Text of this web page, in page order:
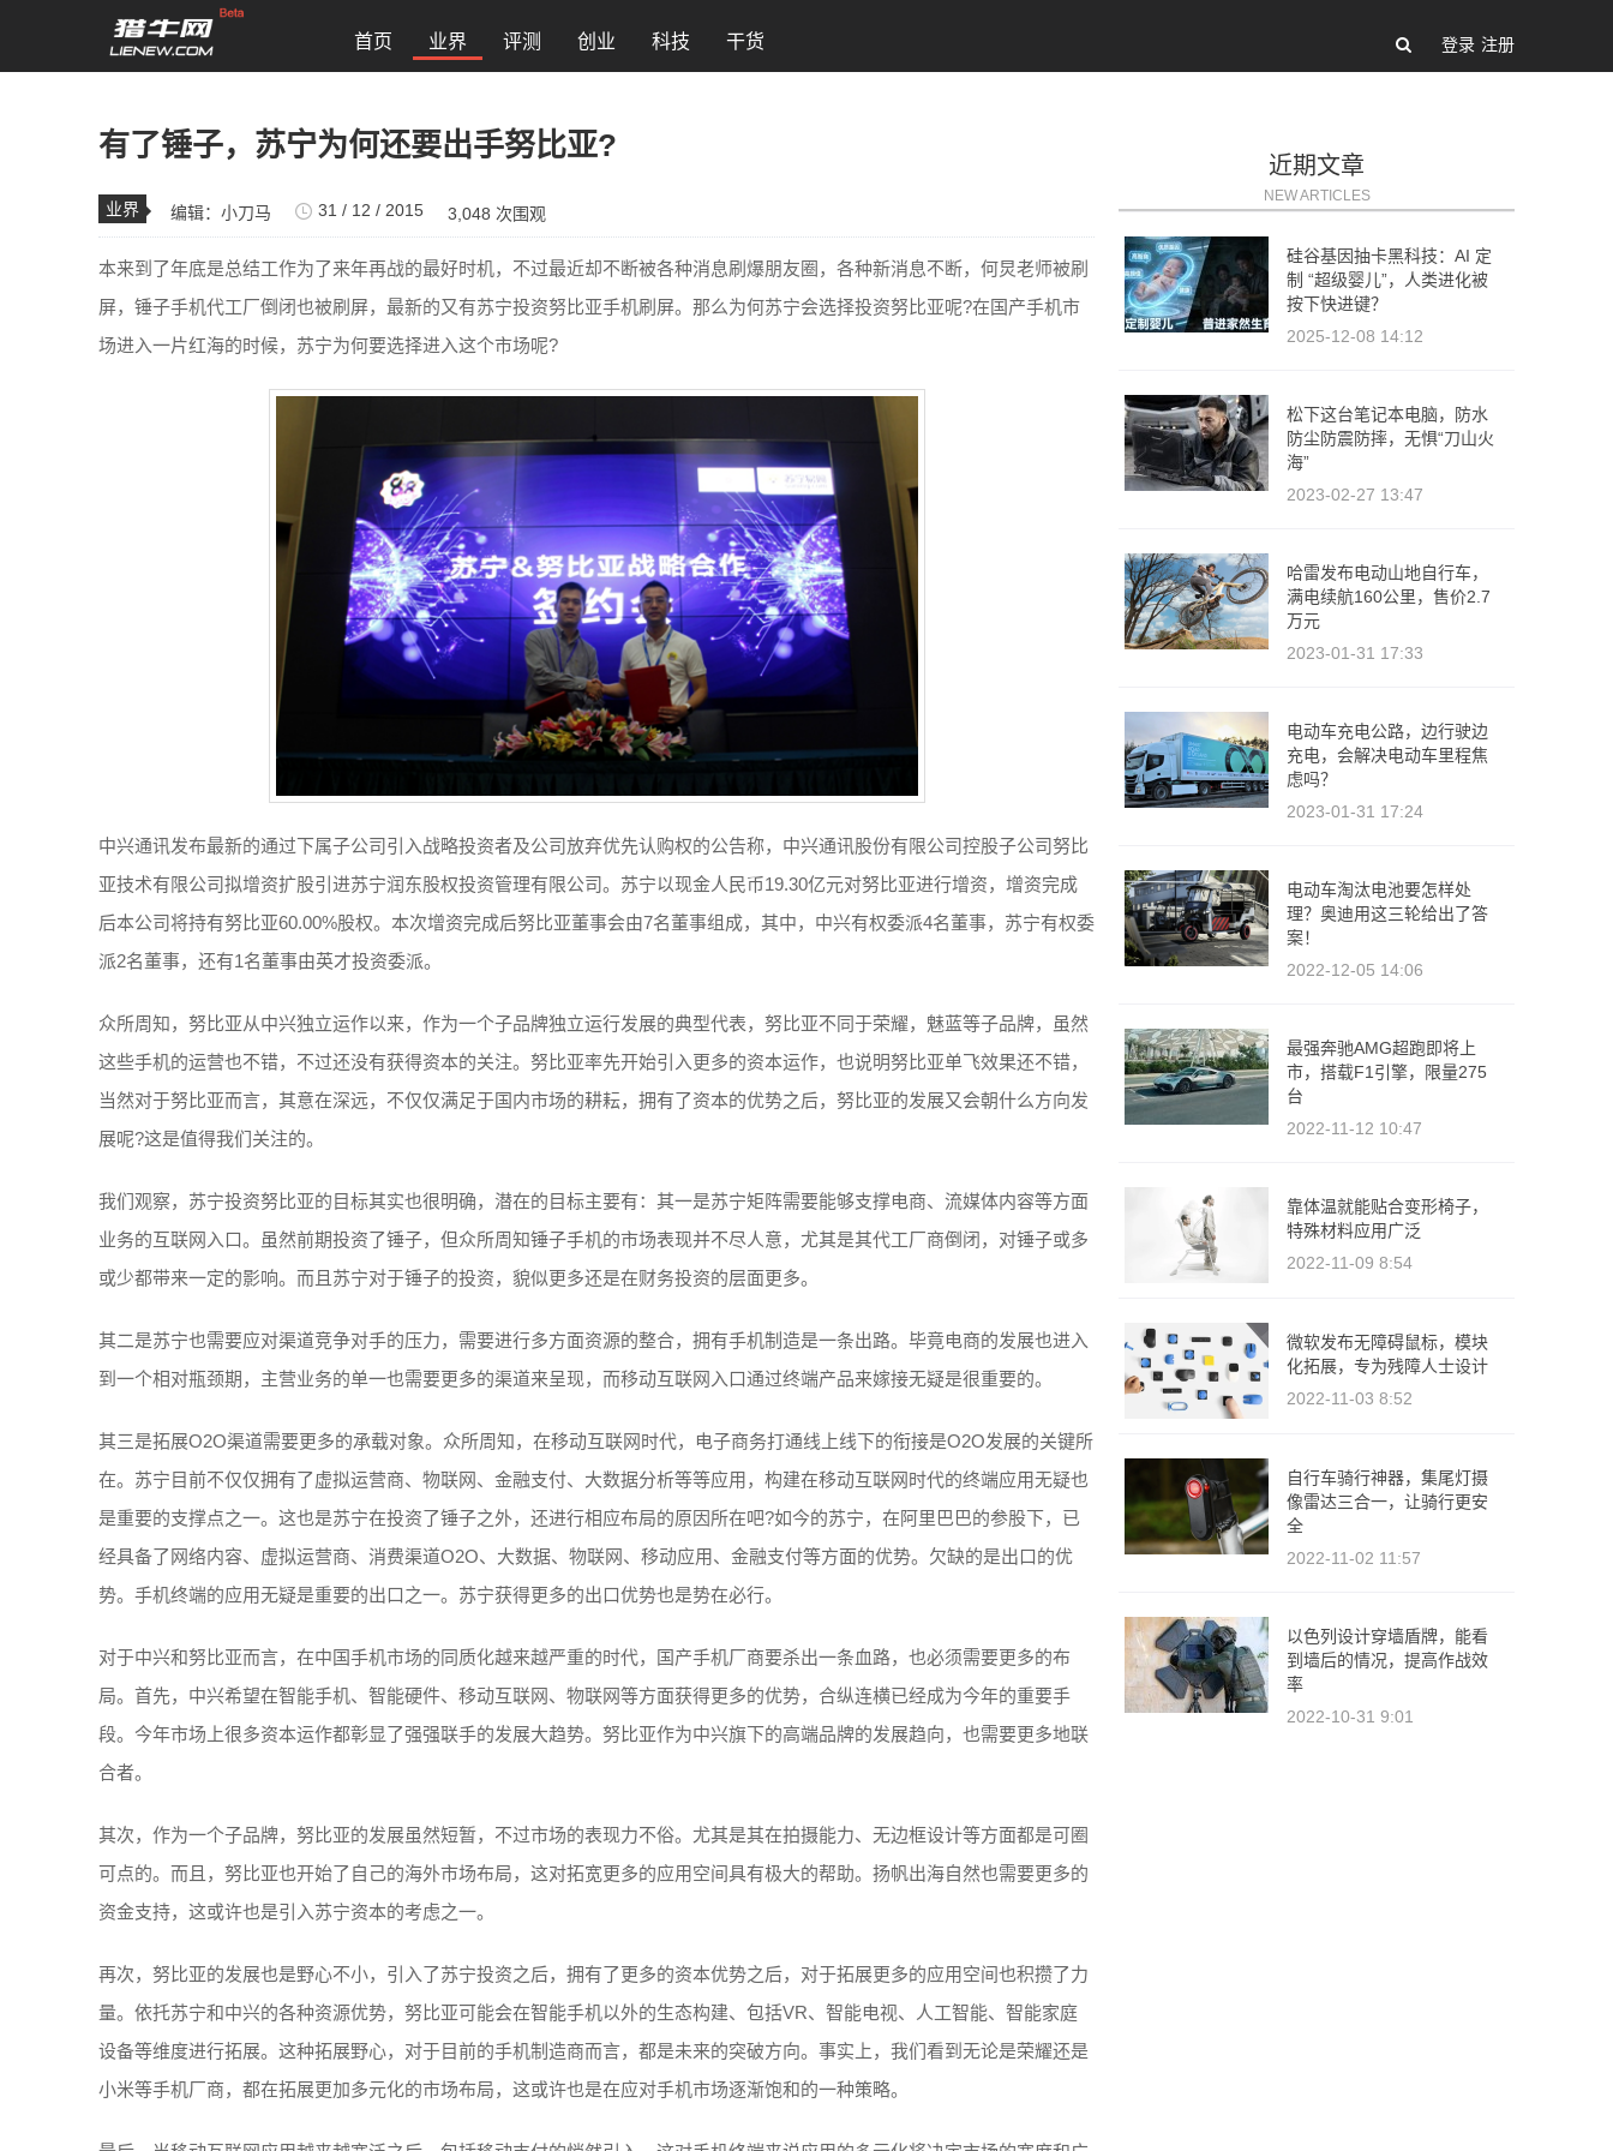
首页 业界 评测 创业 科技 干货 登录 注册
有了锤子，苏宁为何还要出手努比亚?
业界 编辑： 小刀马 31 / 12 / 2015 3,048 次围观
本来到了年底是总结工作为了来年再战的最好时机，不过最近却不断被各种消息刷爆朋友圈，各种新消息不断，何炅老师被刷
屏，锤子手机代工厂倒闭也被刷屏，最新的又有苏宁投资努比亚手机刷屏。那么为何苏宁会选择投资努比亚呢?在国产手机市
场进入一片红海的时候，苏宁为何要选择进入这个市场呢?
中兴通讯发布最新的通过下属子公司引入战略投资者及公司放弃优先认购权的公告称，中兴通讯股份有限公司控股子公司努比
亚技术有限公司拟增资扩股引进苏宁润东股权投资管理有限公司。苏宁以现金人民币19.30亿元对努比亚进行增资，增资完成
后本公司将持有努比亚60.00%股权。本次增资完成后努比亚董事会由7名董事组成，其中，中兴有权委派4名董事，苏宁有权委
派2名董事，还有1名董事由英才投资委派。
众所周知，努比亚从中兴独立运作以来，作为一个子品牌独立运行发展的典型代表，努比亚不同于荣耀，魅蓝等子品牌，虽然
这些手机的运营也不错，不过还没有获得资本的关注。努比亚率先开始引入更多的资本运作，也说明努比亚单飞效果还不错，
当然对于努比亚而言，其意在深远，不仅仅满足于国内市场的耕耘，拥有了资本的优势之后，努比亚的发展又会朝什么方向发
展呢?这是值得我们关注的。
我们观察，苏宁投资努比亚的目标其实也很明确，潜在的目标主要有：其一是苏宁矩阵需要能够支撑电商、流媒体内容等方面
业务的互联网入口。虽然前期投资了锤子，但众所周知锤子手机的市场表现并不尽人意，尤其是其代工厂商倒闭，对锤子或多
或少都带来一定的影响。而且苏宁对于锤子的投资，貌似更多还是在财务投资的层面更多。
其二是苏宁也需要应对渠道竞争对手的压力，需要进行多方面资源的整合，拥有手机制造是一条出路。毕竟电商的发展也进入
到一个相对瓶颈期，主营业务的单一也需要更多的渠道来呈现，而移动互联网入口通过终端产品来嫁接无疑是很重要的。
其三是拓展O2O渠道需要更多的承载对象。众所周知，在移动互联网时代，电子商务打通线上线下的衔接是O2O发展的关键所
在。苏宁目前不仅仅拥有了虚拟运营商、物联网、金融支付、大数据分析等等应用，构建在移动互联网时代的终端应用无疑也
是重要的支撑点之一。这也是苏宁在投资了锤子之外，还进行相应布局的原因所在吧?如今的苏宁，在阿里巴巴的参股下，已
经具备了网络内容、虚拟运营商、消费渠道O2O、大数据、物联网、移动应用、金融支付等方面的优势。欠缺的是出口的优
势。手机终端的应用无疑是重要的出口之一。苏宁获得更多的出口优势也是势在必行。
对于中兴和努比亚而言，在中国手机市场的同质化越来越严重的时代，国产手机厂商要杀出一条血路，也必须需要更多的布
局。首先，中兴希望在智能手机、智能硬件、移动互联网、物联网等方面获得更多的优势，合纵连横已经成为今年的重要手
段。今年市场上很多资本运作都彰显了强强联手的发展大趋势。努比亚作为中兴旗下的高端品牌的发展趋向，也需要更多地联
合者。
其次，作为一个子品牌，努比亚的发展虽然短暂，不过市场的表现力不俗。尤其是其在拍摄能力、无边框设计等方面都是可圈
可点的。而且，努比亚也开始了自己的海外市场布局，这对拓宽更多的应用空间具有极大的帮助。扬帆出海自然也需要更多的
资金支持，这或许也是引入苏宁资本的考虑之一。
再次，努比亚的发展也是野心不小，引入了苏宁投资之后，拥有了更多的资本优势之后，对于拓展更多的应用空间也积攒了力
量。依托苏宁和中兴的各种资源优势，努比亚可能会在智能手机以外的生态构建、包括VR、智能电视、人工智能、智能家庭
设备等维度进行拓展。这种拓展野心，对于目前的手机制造商而言，都是未来的突破方向。事实上，我们看到无论是荣耀还是
小米等手机厂商，都在拓展更加多元化的市场布局，这或许也是在应对手机市场逐渐饱和的一种策略。
近期文章
NEW ARTICLES
硅谷基因抽卡黑科技：AI 定
制 “超级婴儿”，人类进化被
按下快进键？
2025-12-08 14:12
松下这台笔记本电脑，防水
防尘防震防摔，无惧“刀山火
海”
2023-02-27 13:47
哈雷发布电动山地自行车，
满电续航160公里，售价2.7
万元
2023-01-31 17:33
电动车充电公路，边行驶边
充电，会解决电动车里程焦
虑吗？
2023-01-31 17:24
电动车淘汰电池要怎样处
理？奥迪用这三轮给出了答
案！
2022-12-05 14:06
最强奔驰AMG超跑即将上
市，搭载F1引擎，限量275
台
2022-11-12 10:47
靠体温就能贴合变形椅子，
特殊材料应用广泛
2022-11-09 8:54
微软发布无障碍鼠标，模块
化拓展，专为残障人士设计
2022-11-03 8:52
自行车骑行神器，集尾灯摄
像雷达三合一，让骑行更安
全
2022-11-02 11:57
以色列设计穿墙盾牌，能看
到墙后的情况，提高作战效
率
2022-10-31 9:01